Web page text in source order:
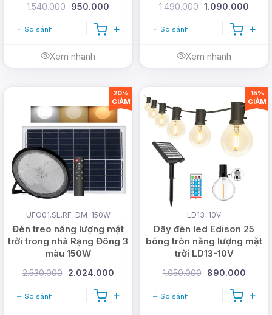
1.540.000 950.000
So sánh
Xem nhanh
1.490.000 1.090.000
So sánh
Xem nhanh
UFO01.SL.RF-DM-150W
Đèn treo năng lượng mặt
trời trong nhà Rạng Đông 3
màu 150W
2.530.000 2.024.000
So sánh
20%
GIẢM
LD13-10V
Dây đèn led Edison 25
bóng tròn năng lượng mặt
trời LD13-10V
1.050.000 890.000
So sánh
15%
GIẢM